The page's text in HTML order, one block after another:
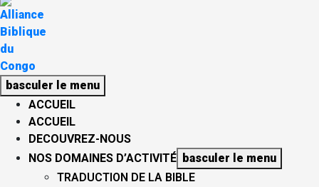
basculer le menu
ACCUEIL
ACCUEIL
DECOUVREZ-NOUS
NOS DOMAINES D’ACTIVITÉ basculer le menu
TRADUCTION DE LA BIBLE